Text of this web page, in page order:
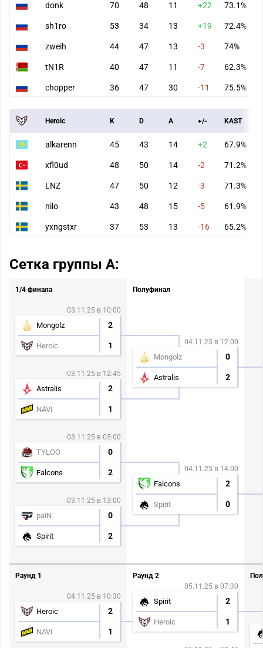
donk 70 48 11 +22 73.1%
sh1ro 53 34 13 +19 72.4%
zweih 44 47 13 -3 74%
tN1R 40 47 11 -7 62.3%
chopper 36 47 30 -11 75.5%
Heroic K D A +/- KAST
alkarenn 45 43 14 +2 67.9%
xfl0ud 48 50 14 -2 71.2%
LNZ 47 50 12 -3 71.3%
nilo 43 48 15 -5 61.9%
yxngstxr 37 53 13 -16 65.2%
Сетка группы A:
1/4 финала
03.11.25 в 10:00
Mongolz 2
Heroic 1
03.11.25 в 12:45
Astralis 2
NAVI 1
03.11.25 в 05:00
TYLOO 0
Falcons 2
03.11.25 в 13:00
paiN 0
Spirit 2
Полуфинал
04.11.25 в 12:00
Mongolz 0
Astralis 2
04.11.25 в 14:00
Falcons 2
Spirit 0
Раунд 1
04.11.25 в 10:30
Heroic 2
NAVI 1
Раунд 2
05.11.25 в 07:30
Spirit 2
Heroic 1